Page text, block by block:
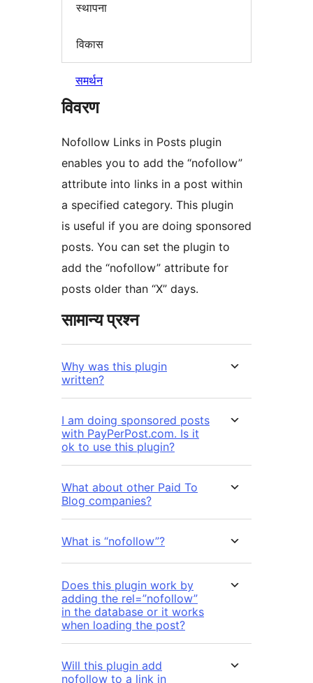
स्थापना
विकास
समर्थन
विवरण
Nofollow Links in Posts plugin
enables you to add the “nofollow”
attribute into links in a post within
a specified category. This plugin
is useful if you are doing sponsored
posts. You can set the plugin to
add the “nofollow” attribute for
posts older than “X” days.
सामान्य प्रश्न
Why was this plugin
written?
I am doing sponsored posts
with PayPerPost.com. Is it
ok to use this plugin?
What about other Paid To
Blog companies?
What is “nofollow”?
Does this plugin work by
adding the rel=”nofollow”
in the database or it works
when loading the post?
Will this plugin add
nofollow to a link in